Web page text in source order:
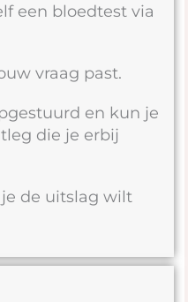
een bloedtest via
vraag past.
en kun je
die je erbij
de uitslag wilt